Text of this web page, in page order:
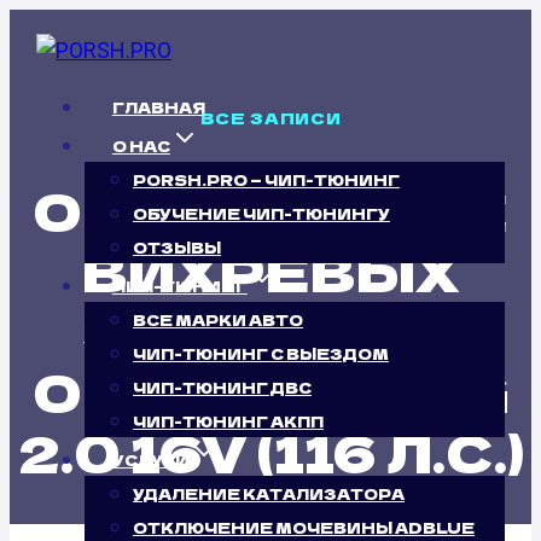
ГЛАВНАЯ
О НАС
PORSH.PRO — ЧИП-ТЮНИНГ
ОБУЧЕНИЕ ЧИП-ТЮНИНГУ
ОТЗЫВЫ
ЧИП-ТЮНИНГ
ВСЕ МАРКИ АВТО
ЧИП-ТЮНИНГ С ВЫЕЗДОМ
ЧИП-ТЮНИНГ ДВС
ЧИП-ТЮНИНГ АКПП
УСЛУГИ
УДАЛЕНИЕ КАТАЛИЗАТОРА
ОТКЛЮЧЕНИЕ МОЧЕВИНЫ ADBLUE
ВСЕ ЗАПИСИ
ОТКЛЮЧЕНИЕ
ВИХРЕВЫХ
ЗАСЛОНОК
OPEL ASTRA G
2.0 16V (116 Л.С.)